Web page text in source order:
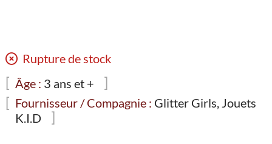
Rupture de stock
Âge : 3 ans et +
Fournisseur / Compagnie : Glitter Girls, Jouets
K.I.D